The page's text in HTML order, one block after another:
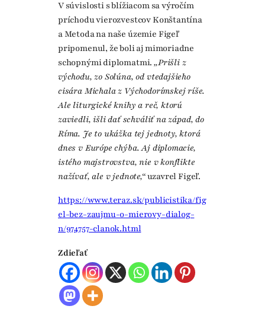
V súvislosti s blížiacom sa výročím
príchodu vierozvestcov Konštantína
a Metoda na naše územie Figeľ
pripomenul, že boli aj mimoriadne
schopnými diplomatmi.„Prišli z
východu, zo Solúna, od vtedajšieho
cisára Michala z Východorímskej ríše.
Ale liturgické knihy a reč, ktorú
zaviedli, išli dať schváliť na západ, do
Ríma. Je to ukážka tej jednoty, ktorá
dnes v Európe chýba. Aj diplomacie,
istého majstrovstva, nie v konflikte
nažívať, ale v jednote,“uzavrel Figeľ.
https://www.teraz.sk/publicistika/fig
el-bez-zaujmu-o-mierovy-dialog-
n/974757-clanok.html
Zdieľať